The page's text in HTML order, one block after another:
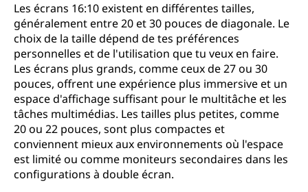
Les écrans 16:10 existent en différentes tailles,
généralement entre 20 et 30 pouces de diagonale. Le
choix de la taille dépend de tes préférences
personnelles et de l'utilisation que tu veux en faire.
Les écrans plus grands, comme ceux de 27 ou 30
pouces, offrent une expérience plus immersive et un
espace d'affichage suffisant pour le multitâche et les
tâches multimédias. Les tailles plus petites, comme
20 ou 22 pouces, sont plus compactes et
conviennent mieux aux environnements où l'espace
est limité ou comme moniteurs secondaires dans les
configurations à double écran.